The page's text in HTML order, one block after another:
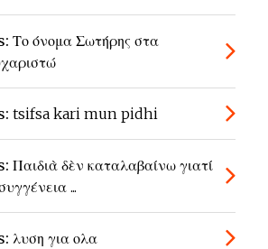
Το όνομα Σωτήρης στα
tsifsa kari mun pidhi
Παιδιὰ δὲν καταλαβαίνω γιατί
...
λυση για ολα